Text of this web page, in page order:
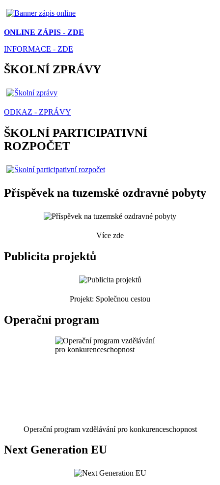
ONLINE ZÁPIS - ZDE
INFORMACE - ZDE
ŠKOLNÍ ZPRÁVY
ODKAZ - ZPRÁVY
ŠKOLNÍ PARTICIPATIVNÍ
ROZPOČET
Příspěvek na tuzemské ozdravné pobyty
Více zde
Publicita projektů
Projekt: Společnou cestou
Operační program
Operační program vzdělávání pro konkurenceschopnost
Next Generation EU